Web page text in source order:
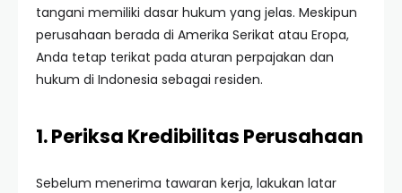
tangani memiliki dasar hukum yang jelas. Meskipun
perusahaan berada di Amerika Serikat atau Eropa,
Anda tetap terikat pada aturan perpajakan dan
hukum di Indonesia sebagai residen.
1. Periksa Kredibilitas Perusahaan
Sebelum menerima tawaran kerja, lakukan latar